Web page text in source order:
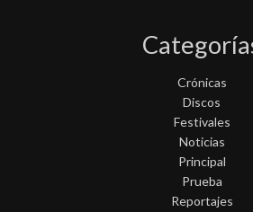
Crónicas
Discos
Festivales
Noticias
Principal
Prueba
Reportajes